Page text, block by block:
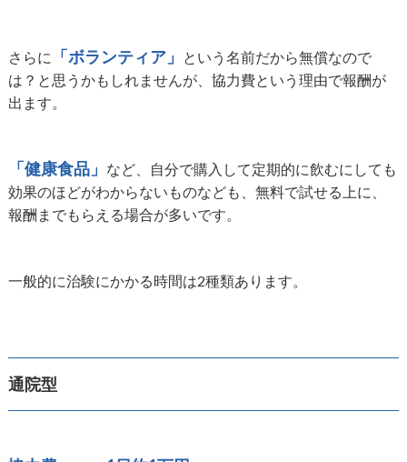
さらに 「ボランティア」
という名前だから無償なので
は？と思うかもしれませんが、協力費という理由で報酬が
出ます。
「健康食品」 など、自分で購入して定期的に飲むにしても
効果のほどがわからないものなども、無料で試せる上に、
報酬までもらえる場合が多いです。
一般的に治験にかかる時間は2種類あります。
通院型